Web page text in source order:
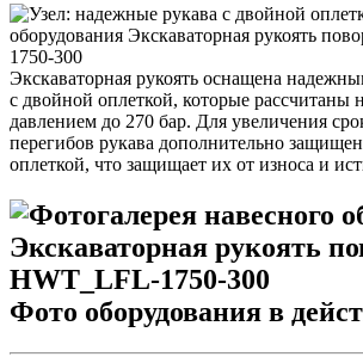
Экскаваторная рукоять оснащена
с двойной оплеткой, которые рассчитаны
давлением до 270 бар. Для увеличения
перегибов рукава дополнительно
оплеткой, что защищает их от износа и
Фото оборудования в